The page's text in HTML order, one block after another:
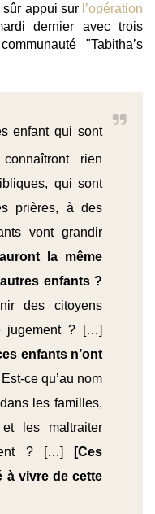
sûr appui sur l’opération
dernier avec trois
"Tabitha’s
enfant qui sont
rien
qui sont
prières, à des
vont grandir
la même
enfants ?
des citoyens
jugement ? […]
enfants n’ont
ce qu’au nom
les familles,
les maltraiter
? […]
[Ces
à vivre de cette